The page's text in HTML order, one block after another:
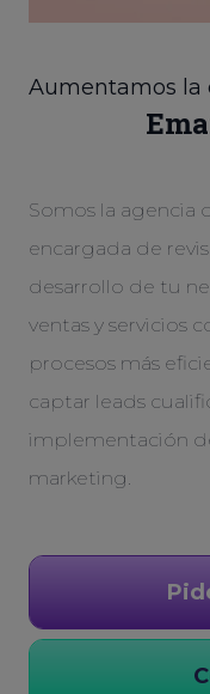
Aumentamos la
Somos la agencia
encargada de
desarrollo de tu
ventas y servicios
procesos más
captar leads
implementación
marketing.